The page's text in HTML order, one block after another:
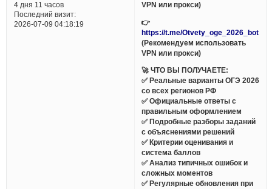
4 дня 11 часов
Последний визит:
2026-07-09 04:18:19
VPN или прокси)
👉
https://t.me/Otvety_oge_2026_bot
(Рекомендуем использовать
VPN или прокси)
🚀 ЧТО ВЫ ПОЛУЧАЕТЕ:
✅ Реальные варианты ОГЭ 2026
со всех регионов РФ
✅ Официальные ответы с
правильным оформлением
✅ Подробные разборы заданий
с объяснениями решений
✅ Критерии оценивания и
система баллов
✅ Анализ типичных ошибок и
сложных моментов
✅ Регулярные обновления при